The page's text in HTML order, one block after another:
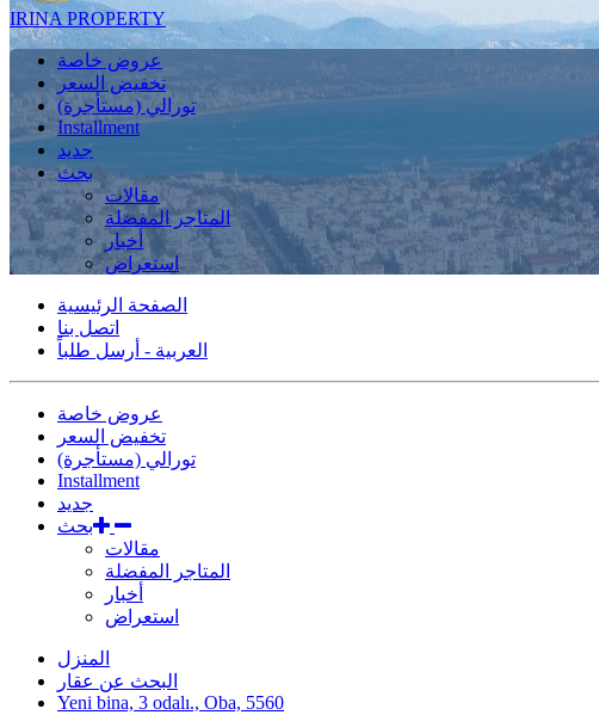
IRINA PROPERTY
عروض خاصة
تخفيض السعر
تورالي (مستأجرة)
Installment
جديد
بحث
مقالات
المتاجر المفضلة
أخبار
استعراض
الصفحة الرئيسية
اتصل بنا
العربية - أرسل طلباً
عروض خاصة
تخفيض السعر
تورالي (مستأجرة)
Installment
جديد
بحث
مقالات
المتاجر المفضلة
أخبار
استعراض
المنزل
البحث عن عقار
Yeni bina, 3 odalı., Oba, 5560